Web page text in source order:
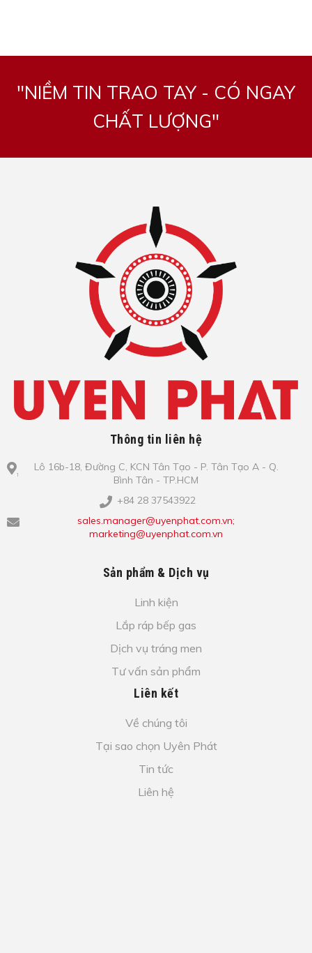
"NIỀM TIN TRAO TAY - CÓ NGAY
CHẤT LƯỢNG"
Thông tin liên hệ
Lô​ 16b-18, Đ​ư​ờ​ng C, KCN Tâ​n Tạo​ - P. Tâ​n Tạo​ A - Q.
Bình​ Tâ​n - TP.HCM
+84 28 37543922
sales.manager@uyenphat.com.vn;
marketing@uyenphat.com.vn
Sản phẩm & Dịch vụ
Linh kiện
Lắp ráp bếp gas
Dịch vụ tráng men
Tư vấn sản phẩm
Liên kết
Về chúng tôi
Tại sao chọn Uyên Phát
Tin tức
Liên hệ